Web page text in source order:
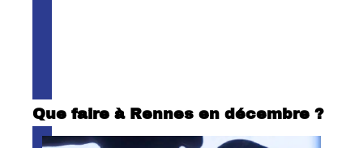
Que faire à Rennes en décembre ?